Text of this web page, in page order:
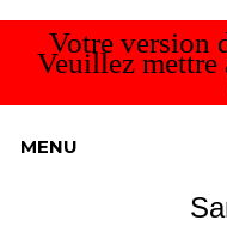
Votre version
Veuillez
MENU